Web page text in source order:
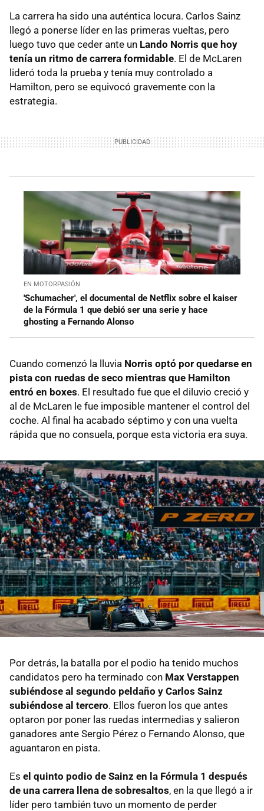
La carrera ha sido una auténtica locura. Carlos Sainz
llegó a ponerse líder en las primeras vueltas, pero
luego tuvo que ceder ante un Lando Norris que hoy
tenía un ritmo de carrera formidable. El de McLaren
lideró toda la prueba y tenía muy controlado a
Hamilton, pero se equivocó gravemente con la
estrategia.
EN MOTORPASIÓN
'Schumacher', el documental de Netflix sobre el kaiser
de la Fórmula 1 que debió ser una serie y hace
ghosting a Fernando Alonso
Cuando comenzó la lluvia Norris optó por quedarse en
pista con ruedas de seco mientras que Hamilton
entró en boxes. El resultado fue que el diluvio creció y
al de McLaren le fue imposible mantener el control del
coche. Al final ha acabado séptimo y con una vuelta
rápida que no consuela, porque esta victoria era suya.
Por detrás, la batalla por el podio ha tenido muchos
candidatos pero ha terminado con Max Verstappen
subiéndose al segundo peldaño y Carlos Sainz
subiéndose al tercero. Ellos fueron los que antes
optaron por poner las ruedas intermedias y salieron
ganadores ante Sergio Pérez o Fernando Alonso, que
aguantaron en pista.
Es el quinto podio de Sainz en la Fórmula 1 después
de una carrera llena de sobresaltos, en la que llegó a ir
líder pero también tuvo un momento de perder